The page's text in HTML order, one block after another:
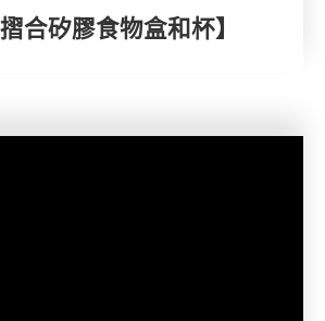
合矽膠食物盒和杯】